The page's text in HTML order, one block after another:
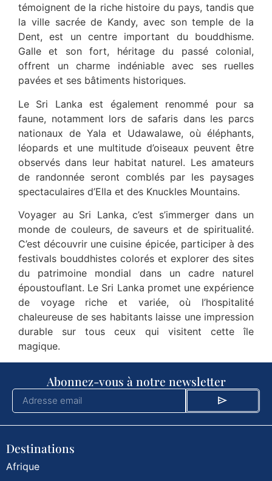
témoignent de la riche histoire du pays, tandis que
la ville sacrée de Kandy, avec son temple de la
Dent, est un centre important du bouddhisme.
Galle et son fort, héritage du passé colonial,
offrent un charme indéniable avec ses ruelles
pavées et ses bâtiments historiques.
Le Sri Lanka est également renommé pour sa
faune, notamment lors de safaris dans les parcs
nationaux de Yala et Udawalawe, où éléphants,
léopards et une multitude d’oiseaux peuvent être
observés dans leur habitat naturel. Les amateurs
de randonnée seront comblés par les paysages
spectaculaires d’Ella et des Knuckles Mountains.
Voyager au Sri Lanka, c’est s’immerger dans un
monde de couleurs, de saveurs et de spiritualité.
C’est découvrir une cuisine épicée, participer à des
festivals bouddhistes colorés et explorer des sites
du patrimoine mondial dans un cadre naturel
époustouflant. Le Sri Lanka promet une expérience
de voyage riche et variée, où l’hospitalité
chaleureuse de ses habitants laisse une impression
durable sur tous ceux qui visitent cette île
magique.
Abonnez-vous à notre newsletter
Destinations
Afrique